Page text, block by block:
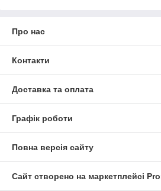
Про нас
Контакти
Доставка та оплата
Графік роботи
Повна версія сайту
Сайт створено на маркетплейсі